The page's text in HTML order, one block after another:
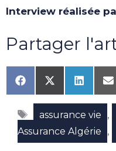
Interview réalisée
Partager
Share
on
Facebook
Share
on
X
(Twitter)
Share
on
Étiquettes
assurance vie ,
Assurance Algérie
,